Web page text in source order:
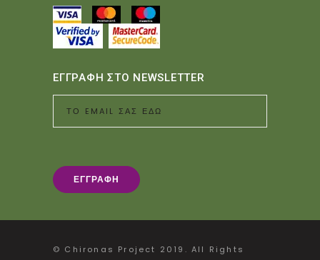
ΕΓΓΡΑΦΗ ΣΤΟ NEWSLETTER
© Chironas Project 2019. All Rights